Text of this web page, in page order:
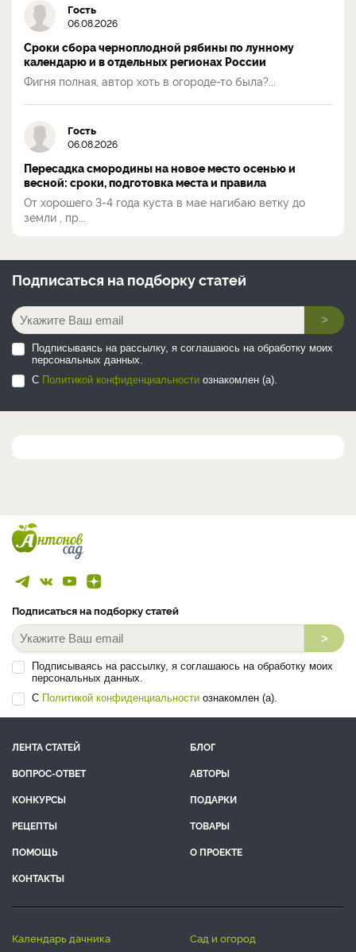
Гость
06.08.2026
Сроки сбора черноплодной рябины по лунному
календарю и в отдельных регионах России
Фигня полная, автор хоть в огороде-то была?...
Гость
06.08.2026
Пересадка смородины на новое место осенью и
весной: сроки, подготовка места и правила
От хорошего 3-4 года куста в мае нагибаю ветку до
земли , пр...
Подписаться на подборку статей
>
Подписываясь на рассылку, я соглашаюсь на обработку моих
персональных данных.
С Политикой конфиденциальности ознакомлен (а).
Подписаться на подборку статей
>
Подписываясь на рассылку, я соглашаюсь на обработку моих
персональных данных.
С Политикой конфиденциальности ознакомлен (а).
ЛЕНТА СТАТЕЙ
БЛОГ
ВОПРОС-ОТВЕТ
АВТОРЫ
КОНКУРСЫ
ПОДАРКИ
РЕЦЕПТЫ
ТОВАРЫ
ПОМОЩЬ
О ПРОЕКТЕ
КОНТАКТЫ
календарь дачника сад и огород